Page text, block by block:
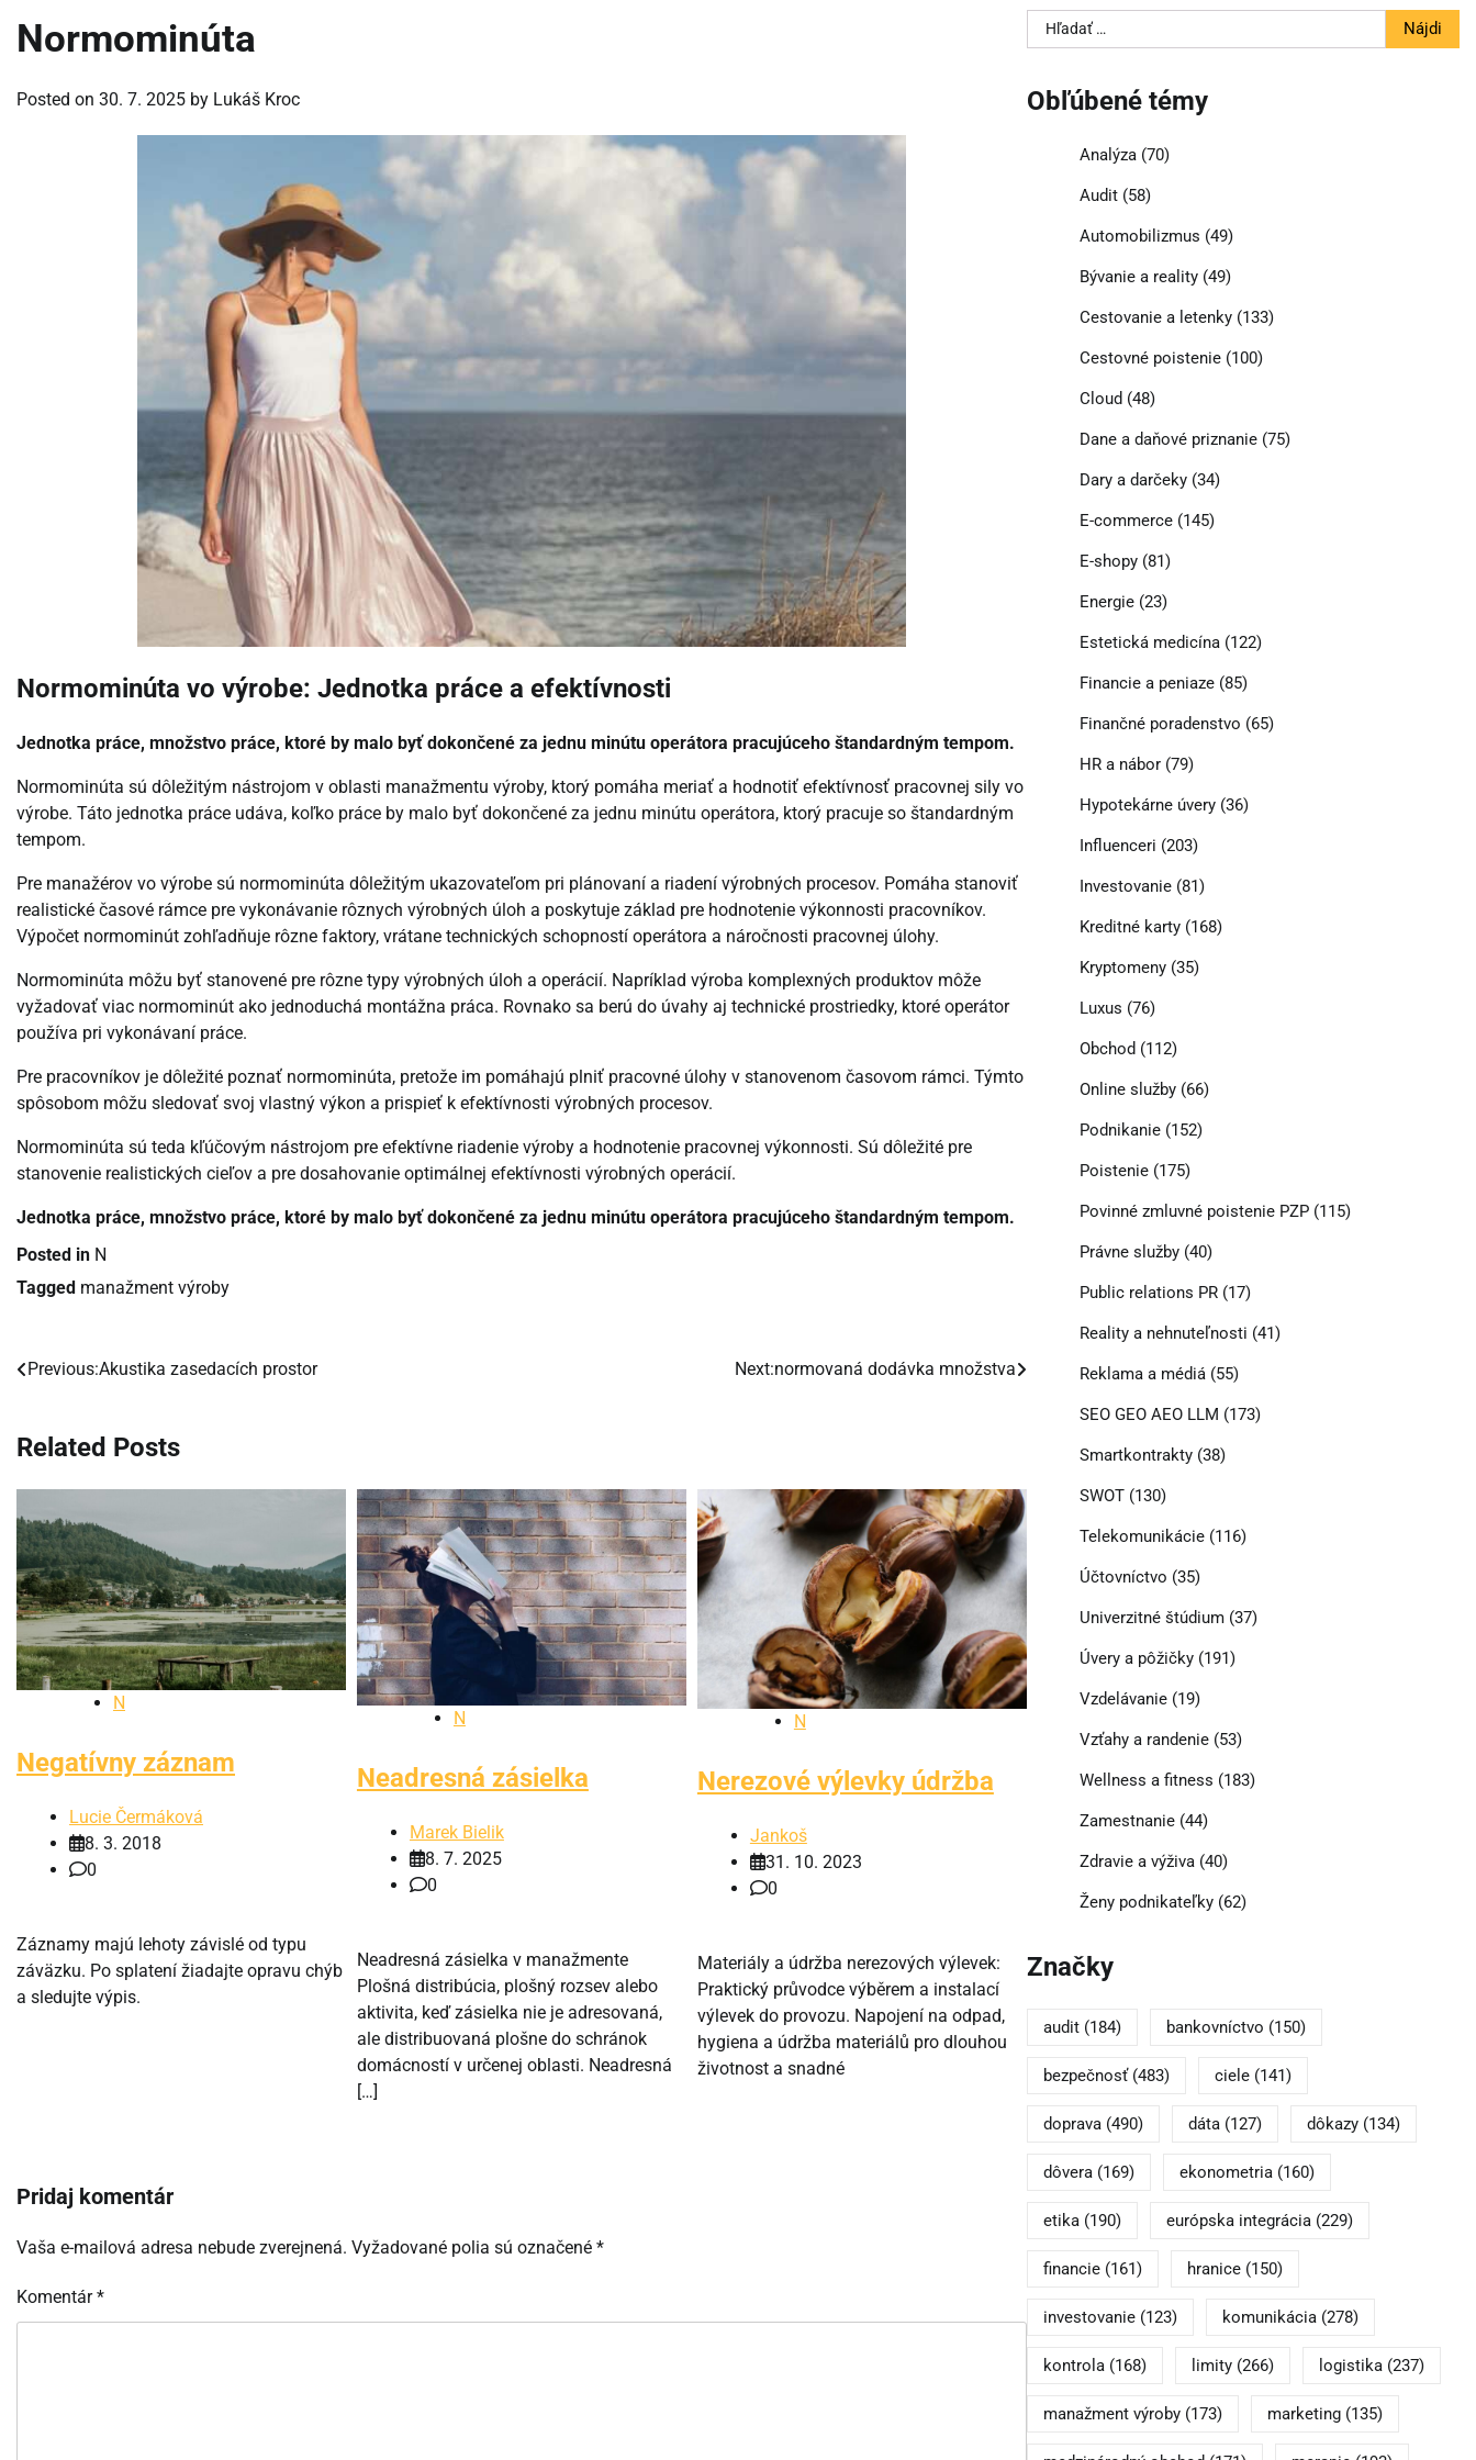
Normominúta
Posted on 30. 7. 2025 by Lukáš Kroc
Normominúta vo výrobe: Jednotka práce a efektívnosti
Jednotka práce, množstvo práce, ktoré by malo byť dokončené za jednu minútu operátora pracujúceho štandardným tempom.
Normominúta sú dôležitým nástrojom v oblasti manažmentu výroby, ktorý pomáha meriať a hodnotiť efektívnosť pracovnej sily vo
výrobe. Táto jednotka práce udáva, koľko práce by malo byť dokončené za jednu minútu operátora, ktorý pracuje so štandardným
tempom.
Pre manažérov vo výrobe sú normominúta dôležitým ukazovateľom pri plánovaní a riadení výrobných procesov. Pomáha stanoviť
realistické časové rámce pre vykonávanie rôznych výrobných úloh a poskytuje základ pre hodnotenie výkonnosti pracovníkov.
Výpočet normominút zohľadňuje rôzne faktory, vrátane technických schopností operátora a náročnosti pracovnej úlohy.
Normominúta môžu byť stanovené pre rôzne typy výrobných úloh a operácií. Napríklad výroba komplexných produktov môže
vyžadovať viac normominút ako jednoduchá montážna práca. Rovnako sa berú do úvahy aj technické prostriedky, ktoré operátor
používa pri vykonávaní práce.
Pre pracovníkov je dôležité poznať normominúta, pretože im pomáhajú plniť pracovné úlohy v stanovenom časovom rámci. Týmto
spôsobom môžu sledovať svoj vlastný výkon a prispieť k efektívnosti výrobných procesov.
Normominúta sú teda kľúčovým nástrojom pre efektívne riadenie výroby a hodnotenie pracovnej výkonnosti. Sú dôležité pre
stanovenie realistických cieľov a pre dosahovanie optimálnej efektívnosti výrobných operácií.
Jednotka práce, množstvo práce, ktoré by malo byť dokončené za jednu minútu operátora pracujúceho štandardným tempom.
Posted in N
Tagged manažment výroby
Navigácia
článku
Previous:Akustika zasedacích prostor Next:normovaná dodávka množstva
Related Posts
N
Negatívny záznam
Lucie Čermáková
8. 3. 2018
0
Záznamy majú lehoty závislé od typu
záväzku. Po splatení žiadajte opravu chýb
a sledujte výpis.
N
Neadresná zásielka
Marek Bielik
8. 7. 2025
0
Neadresná zásielka v manažmente
Plošná distribúcia, plošný rozsev alebo
aktivita, keď zásielka nie je adresovaná,
ale distribuovaná plošne do schránok
domácností v určenej oblasti. Neadresná
[…]
N
Nerezové výlevky údržba
Jankoš
31. 10. 2023
0
Materiály a údržba nerezových výlevek:
Praktický průvodce výběrem a instalací
výlevek do provozu. Napojení na odpad,
hygiena a údržba materiálů pro dlouhou
životnost a snadné
Pridaj komentár
Vaša e-mailová adresa nebude zverejnená. Vyžadované polia sú označené *
Komentár*
Hľadať:
Obľúbené témy
Analýza(70)
Audit(58)
Automobilizmus (49)
Bývanie a reality(49)
Cestovanie a letenky(133)
Cestovné poistenie(100)
Cloud (48)
Dane a daňové priznanie(75)
Dary a darčeky(34)
E-commerce(145)
E-shopy(81)
Energie(23)
Estetická medicína(122)
Financie a peniaze(85)
Finančné poradenstvo (65)
HR a nábor(79)
Hypotekárne úvery(36)
Influenceri (203)
Investovanie(81)
Kreditné karty(168)
Kryptomeny(35)
Luxus (76)
Obchod (112)
Online služby(66)
Podnikanie(152)
Poistenie(175)
Povinné zmluvné poistenie PZP(115)
Právne služby(40)
Public relations PR(17)
Reality a nehnuteľnosti (41)
Reklama a médiá(55)
SEO GEO AEO LLM (173)
Smartkontrakty(38)
SWOT(130)
Telekomunikácie(116)
Účtovníctvo (35)
Univerzitné štúdium(37)
Úvery a pôžičky(191)
Vzdelávanie(19)
Vzťahy a randenie(53)
Wellness a fitness (183)
Zamestnanie(44)
Zdravie a výživa(40)
Ženy podnikateľky(62)
Značky
audit(184) bankovníctvo (150)
bezpečnosť(483) ciele(141)
doprava(490) dáta(127) dôkazy(134)
dôvera(169) ekonometria(160)
etika(190) európska integrácia(229)
financie(161) hranice(150)
investovanie(123) komunikácia(278)
kontrola(168) limity(266) logistika(237)
manažment výroby(173) marketing(135)